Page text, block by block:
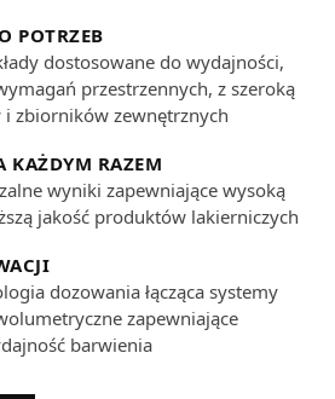
POTRZEB
dostosowane do wydajności,
przestrzennych, z szeroką
zbiorników zewnętrznych
KAŻDYM RAZEM
wyniki zapewniające wysoką
jakość produktów lakierniczych
dozowania łącząca systemy
zapewniające
barwienia